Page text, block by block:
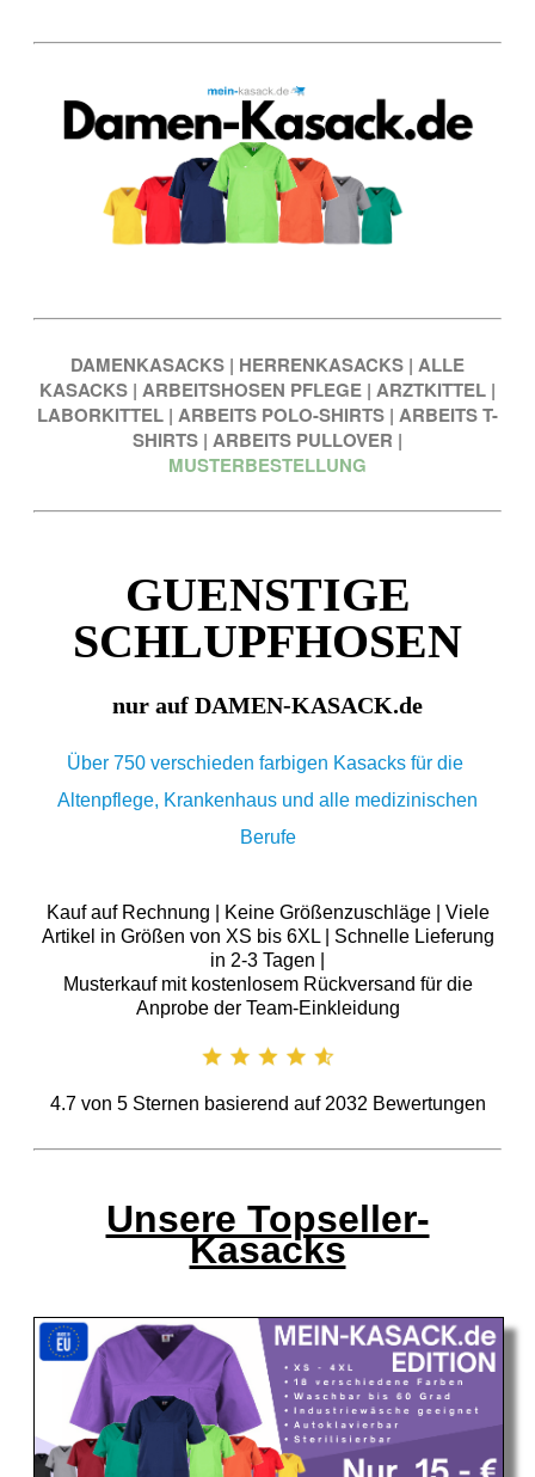
DAMENKASACKS | HERRENKASACKS | ALLE
KASACKS | ARBEITSHOSEN PFLEGE | ARZTKITTEL |
LABORKITTEL | ARBEITS POLO-SHIRTS | ARBEITS T-
SHIRTS | ARBEITS PULLOVER |
MUSTERBESTELLUNG
GUENSTIGE
SCHLUPFHOSEN
nur auf DAMEN-KASACK.de
Über 750 verschieden farbigen Kasacks für die
Altenpflege, Krankenhaus und alle medizinischen
Berufe
Kauf auf Rechnung | Keine Größenzuschläge | Viele
Artikel in Größen von XS bis 6XL | Schnelle Lieferung
in 2-3 Tagen |
Musterkauf mit kostenlosem Rückversand für die
Anprobe der Team-Einkleidung
4.7von 5Sternen basierend auf 2032 Bewertungen
Unsere Topseller-
Kasacks